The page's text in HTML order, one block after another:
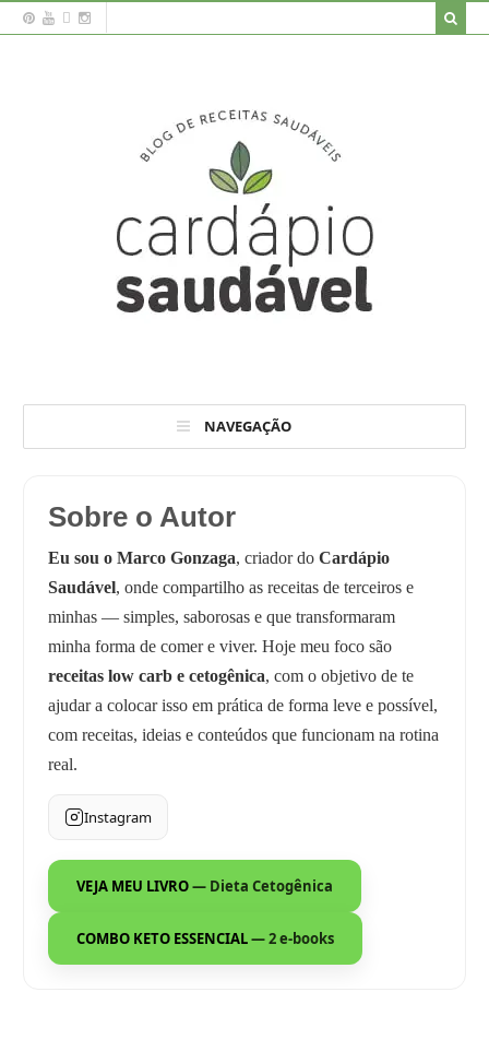
NAVEGAÇÃO
Sobre o Autor
Eu sou o Marco Gonzaga, criador doCardápio
Saudável, onde compartilho as receitas de terceiros e
minhas — simples, saborosas e que transformaram
minha forma de comer e viver. Hoje meu foco são
receitas low carb e cetogênica, com o objetivo de te
ajudar a colocar isso em prática de forma leve e possível,
com receitas, ideias e conteúdos que funcionam na rotina
real.
Instagram
VEJA MEU LIVRO— Dieta Cetogênica
COMBO KETO ESSENCIAL— 2 e-books